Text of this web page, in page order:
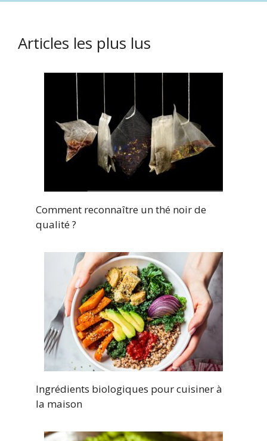
Articles les plus lus
Comment reconnaître un thé noir de
qualité ?
Ingrédients biologiques pour cuisiner à
la maison